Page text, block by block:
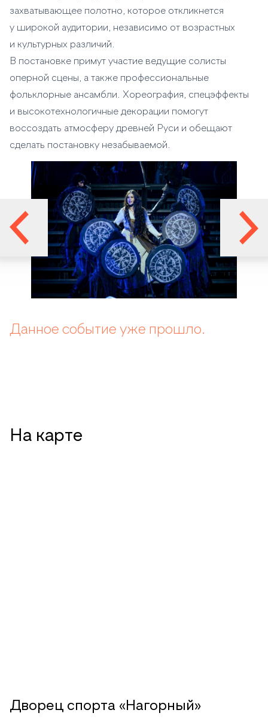
захватывающее полотно, которое откликнется
у широкой аудитории, независимо от возрастных
и культурных различий.
В постановке примут участие ведущие солисты
оперной сцены, а также профессиональные
фольклорные ансамбли. Хореография, спецэффекты
и высокотехнологичные декорации помогут
воссоздать атмосферу древней Руси и обещают
сделать постановку незабываемой.
Данное событие уже прошло.
На карте
Дворец спорта «Нагорный»